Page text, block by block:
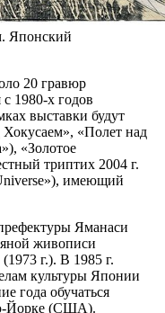
Японский
20 гравюр
1980-х годов
выставки будут
«Полет над
«Золотое
триптих 2004 г.
имеющий
Яманаси
живописи
г.). В 1985 г.
культуры Японии
года обучаться
Йорке (США).